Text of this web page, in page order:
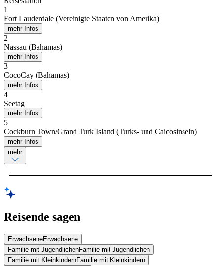
1
Fort Lauderdale (Vereinigte Staaten von Amerika)
mehr Infos
2
Nassau (Bahamas)
mehr Infos
3
CocoCay (Bahamas)
mehr Infos
4
Seetag
mehr Infos
5
Cockburn Town/Grand Turk Island (Turks- und Caicosinseln)
mehr Infos
mehr
Reisende sagen
ErwachseneErwachsene
Familie mit JugendlichenFamilie mit Jugendlichen
Familie mit KleinkindernFamilie mit Kleinkindern